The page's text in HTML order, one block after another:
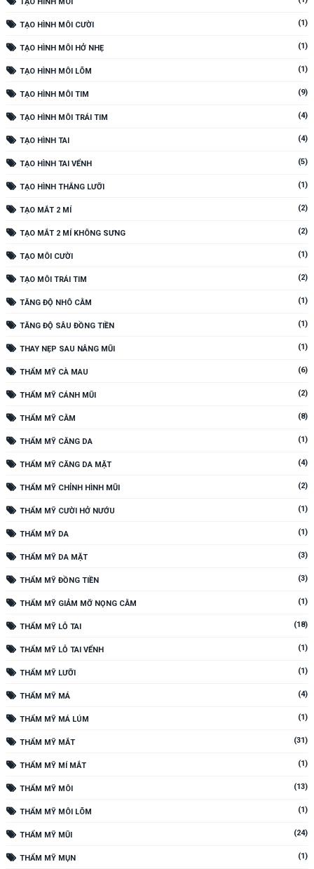
TẠO HÌNH MÔI CƯỜI (1)
TẠO HÌNH MÔI HỞ NHẸ (1)
TẠO HÌNH MÔI LÕM (1)
TẠO HÌNH MÔI TIM (9)
TẠO HÌNH MÔI TRÁI TIM (4)
TẠO HÌNH TAI (4)
TẠO HÌNH TAI VỂNH (5)
TẠO HÌNH THẮNG LƯỠI (1)
TẠO MẮT 2 MÍ (2)
TẠO MẮT 2 MÍ KHÔNG SƯNG (2)
TẠO MÔI CƯỜI (1)
TẠO MÔI TRÁI TIM (2)
TĂNG ĐỘ NHÔ CẰM (1)
TĂNG ĐỘ SÂU ĐỒNG TIỀN (1)
THAY NẸP SAU NÂNG MŨI (1)
THẨM MỸ CÀ MAU (6)
THẨM MỸ CÁNH MŨI (2)
THẨM MỸ CẰM (8)
THẨM MỸ CĂNG DA (1)
THẨM MỸ CĂNG DA MẶT (4)
THẨM MỸ CHỈNH HÌNH MŨI (2)
THẨM MỸ CƯỜI HỞ NƯỚU (1)
THẨM MỸ DA (1)
THẨM MỸ DA MẶT (3)
THẨM MỸ ĐỒNG TIỀN (3)
THẨM MỸ GIẢM MỠ NỌNG CẰM (1)
THẨM MỸ LỖ TAI (18)
THẨM MỸ LỖ TAI VỂNH (1)
THẨM MỸ LƯỠI (1)
THẨM MỸ MÁ (4)
THẨM MỸ MÁ LÚM (1)
THẨM MỸ MẮT (31)
THẨM MỸ MÍ MẮT (1)
THẨM MỸ MÔI (13)
THẨM MỸ MÔI LÕM (1)
THẨM MỸ MŨI (24)
THẨM MỸ MỤN (1)